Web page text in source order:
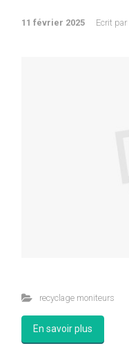
11 février 2025 Ecrit par
recyclage moniteurs
En savoir plus